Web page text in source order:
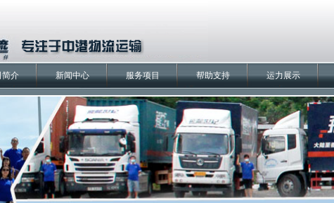
简介 新闻中心 服务项目 帮助支持 运力展示